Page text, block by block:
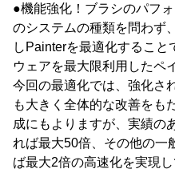
●機能強化！ブラシのパフ
のシステムの種類を問わず
しPainterを最適化すること
ウェアを最大限利用したペ
今回の最適化では、強化さ
も大きく全体的な改善をも
成にもよりますが、実績の
れば最大50倍、その他の一
ば最大2倍の高速化を実現し